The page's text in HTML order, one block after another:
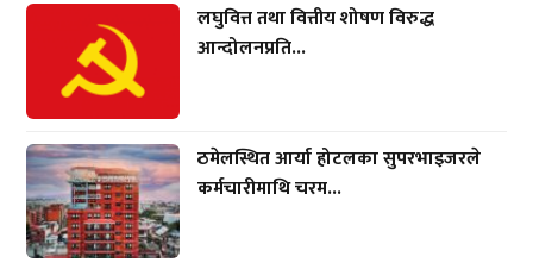
लघुवित्त तथा वित्तीय शोषण विरुद्ध
आन्दोलनप्रति...
ठमेलस्थित आर्या होटलका सुपरभाइजरले
कर्मचारीमाथि चरम...